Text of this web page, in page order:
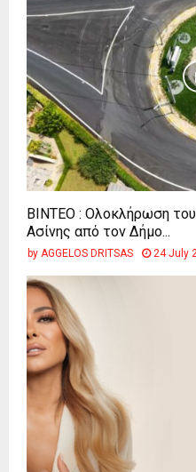
ΒΙΝΤΕΟ : Ολοκλήρωση
Ασίνης από τον Δήμο...
by AGGELOS DRITSAS 24 July